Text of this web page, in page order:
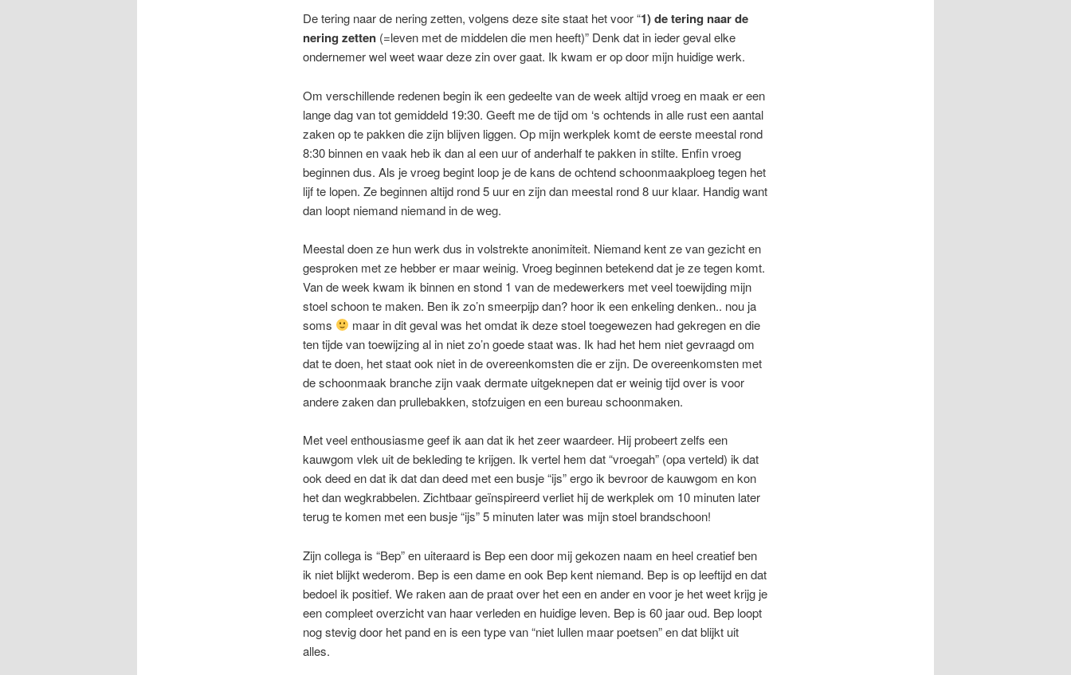
De tering naar de nering zetten, volgens deze site staat het voor “1)de tering naar de
nering zetten(=leven met de middelen die men heeft)” Denk dat in ieder geval elke
ondernemer wel weet waar deze zin over gaat. Ik kwam er op door mijn huidige werk.
Om verschillende redenen begin ik een gedeelte van de week altijd vroeg en maak er een
lange dag van tot gemiddeld 19:30. Geeft me de tijd om ‘s ochtends in alle rust een aantal
zaken op te pakken die zijn blijven liggen. Op mijn werkplek komt de eerste meestal rond
8:30 binnen en vaak heb ik dan al een uur of anderhalf te pakken in stilte. Enfin vroeg
beginnen dus. Als je vroeg begint loop je de kans de ochtend schoonmaakploeg tegen het
lijf te lopen. Ze beginnen altijd rond 5 uur en zijn dan meestal rond 8 uur klaar. Handig want
dan loopt niemand niemand in de weg.
Meestal doen ze hun werk dus in volstrekte anonimiteit. Niemand kent ze van gezicht en
gesproken met ze hebber er maar weinig. Vroeg beginnen betekend dat je ze tegen komt.
Van de week kwam ik binnen en stond 1 van de medewerkers met veel toewijding mijn
stoel schoon te maken. Ben ik zo’n smeerpijp dan? hoor ik een enkeling denken.. nou ja
soms
maar in dit geval was het omdat ik deze stoel toegewezen had gekregen en die
ten tijde van toewijzing al in niet zo’n goede staat was. Ik had het hem niet gevraagd om
dat te doen, het staat ook niet in de overeenkomsten die er zijn. De overeenkomsten met
de schoonmaak branche zijn vaak dermate uitgeknepen dat er weinig tijd over is voor
andere zaken dan prullebakken, stofzuigen en een bureau schoonmaken.
Met veel enthousiasme geef ik aan dat ik het zeer waardeer. Hij probeert zelfs een
kauwgom vlek uit de bekleding te krijgen. Ik vertel hem dat “vroegah” (opa verteld) ik dat
ook deed en dat ik dat dan deed met een busje “ijs” ergo ik bevroor de kauwgom en kon
het dan wegkrabbelen. Zichtbaar geïnspireerd verliet hij de werkplek om 10 minuten later
terug te komen met een busje “ijs” 5 minuten later was mijn stoel brandschoon!
Zijn collega is “Bep” en uiteraard is Bep een door mij gekozen naam en heel creatief ben
ik niet blijkt wederom. Bep is een dame en ook Bep kent niemand. Bep is op leeftijd en dat
bedoel ik positief. We raken aan de praat over het een en ander en voor je het weet krijg je
een compleet overzicht van haar verleden en huidige leven. Bep is 60 jaar oud. Bep loopt
nog stevig door het pand en is een type van “niet lullen maar poetsen” en dat blijkt uit
alles.